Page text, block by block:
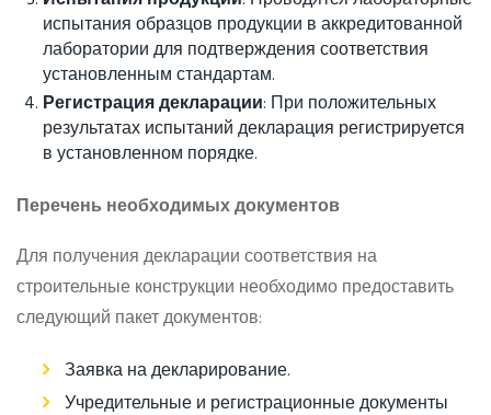
испытания образцов продукции в аккредитованной
лаборатории для подтверждения соответствия
установленным стандартам.
Регистрация декларации: При положительных
результатах испытаний декларация регистрируется
в установленном порядке.
Перечень необходимых документов
Для получения декларации соответствия на
строительные конструкции необходимо предоставить
следующий пакет документов:
Заявка на декларирование.
Учредительные и регистрационные документы